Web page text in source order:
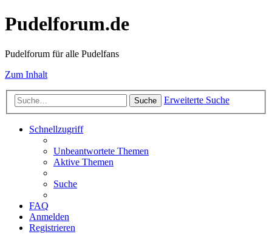
Pudelforum.de
Pudelforum für alle Pudelfans
Zum Inhalt
Suche Erweiterte Suche
Schnellzugriff
Unbeantwortete Themen
Aktive Themen
Suche
FAQ
Anmelden
Registrieren